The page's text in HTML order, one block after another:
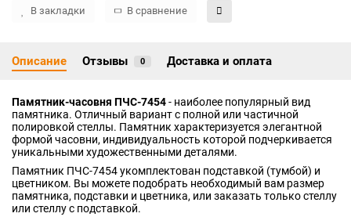
В закладки В сравнение
Описание Отзывы 0 Доставка и оплата
Памятник-часовня ПЧС-7454- наиболее популярный вид
памятника. Отличный вариант с полной или частичной
полировкой стеллы. Памятник характеризуется элегантной
формой часовни, индивидуальность которой подчеркивается
уникальными художественными деталями.
Памятник ПЧС-7454 укомплектован подставкой (тумбой) и
цветником. Вы можете подобрать необходимый вам размер
памятника, подставки и цветника, или заказать только стеллу
или стеллу с подставкой.